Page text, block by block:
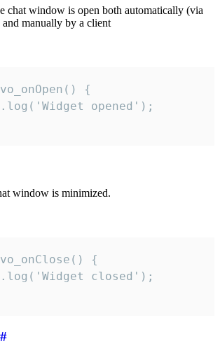
chat window is open both automatically (via
manually by a client
{
opened');
window is minimized.
{
closed');
#